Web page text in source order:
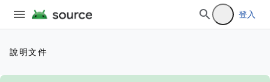
登入
說明文件